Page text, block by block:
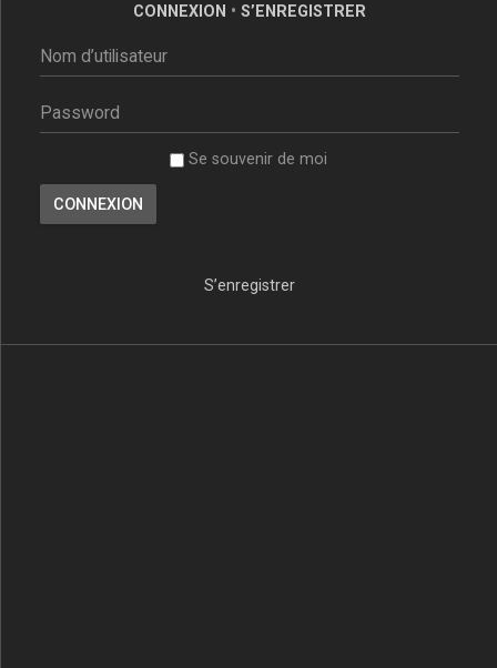
CONNEXION • S’ENREGISTRER
Se souvenir de moi
S’enregistrer